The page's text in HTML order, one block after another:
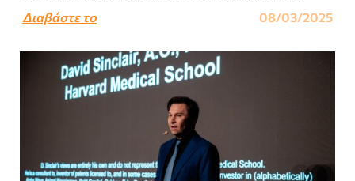
Διαβάστε το 08/03/2025